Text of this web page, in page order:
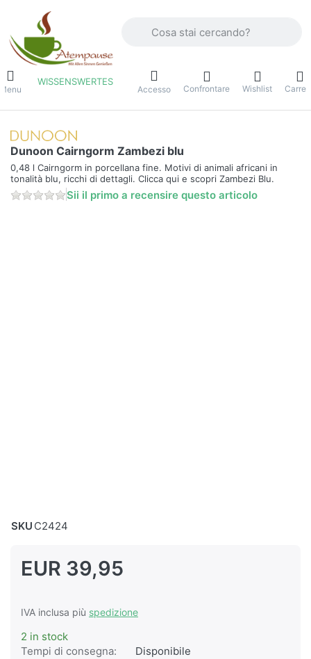
WISSENSWERTES
Accesso Confrontare Wishlist
Dunoon Cairngorm Zambezi blu
0,48 l Cairngorm in porcellana fine. Motivi di animali africani in
tonalità blu, ricchi di dettagli. Clicca qui e scopri Zambezi Blu.
Sii il primo a recensire questo articolo
SKU C2424
EUR 39,95
IVA inclusa più spedizione
2 in stock
Tempi di consegna:
Disponibile